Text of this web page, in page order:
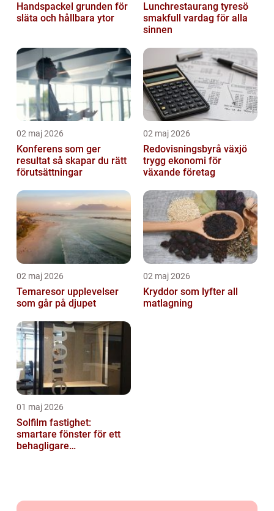
Handspackel grunden för
släta och hållbara ytor
Lunchrestaurang tyresö
smakfull vardag för alla
sinnen
02 maj 2026
Konferens som ger
resultat så skapar du rätt
förutsättningar
02 maj 2026
Redovisningsbyrå växjö
trygg ekonomi för
växande företag
02 maj 2026
Temaresor upplevelser
som går på djupet
02 maj 2026
Kryddor som lyfter all
matlagning
01 maj 2026
Solfilm fastighet:
smartare fönster för ett
behagligare